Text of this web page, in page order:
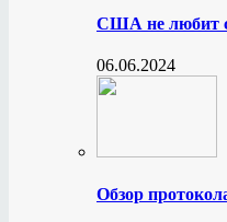
США не любит
06.06.2024
Обзор